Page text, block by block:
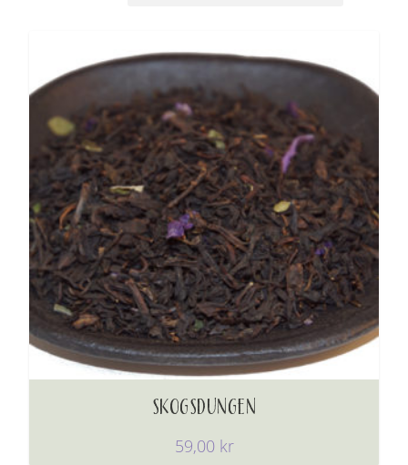
SKOGSDUNGEN
59,00 kr